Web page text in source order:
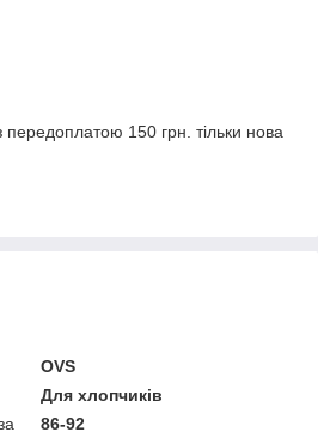
передоплатою 150 грн. тільки нова
OVS
Для хлопчиків
86-92